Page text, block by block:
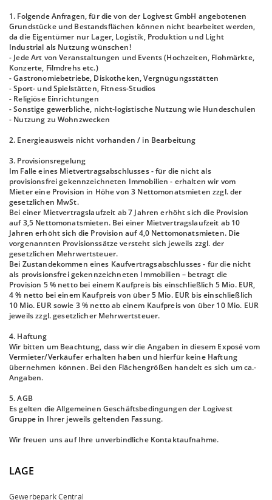
1. Folgende Anfragen, für die von der Logivest GmbH angebotenen
Grundstücke und Bestandsflächen können nicht bearbeitet werden,
da die Eigentümer nur Lager, Logistik, Produktion und Light
Industrial als Nutzung wünschen!
- Jede Art von Veranstaltungen und Events (Hochzeiten, Flohmärkte,
Konzerte, Filmdrehs etc.)
- Gastronomiebetriebe, Diskotheken, Vergnügungsstätten
- Sport- und Spielstätten, Fitness-Studios
- Religiöse Einrichtungen
- Sonstige gewerbliche, nicht-logistische Nutzung wie Hundeschulen
- Nutzung zu Wohnzwecken
2. Energieausweis nicht vorhanden / in Bearbeitung
3. Provisionsregelung
Im Falle eines Mietvertragsabschlusses - für die nicht als
provisionsfrei gekennzeichneten Immobilien - erhalten wir vom
Mieter eine Provision in Höhe von 3 Nettomonatsmieten zzgl. der
gesetzlichen MwSt.
Bei einer Mietvertragslaufzeit ab 7 Jahren erhöht sich die Provision
auf 3,5 Nettomonatsmieten. Bei einer Mietvertragslaufzeit ab 10
Jahren erhöht sich die Provision auf 4,0 Nettomonatsmieten. Die
vorgenannten Provisionssätze versteht sich jeweils zzgl. der
gesetzlichen Mehrwertsteuer.
Bei Zustandekommen eines Kaufvertragsabschlusses - für die nicht
als provisionsfrei gekennzeichneten Immobilien – betragt die
Provision 5 % netto bei einem Kaufpreis bis einschließlich 5 Mio. EUR,
4 % netto bei einem Kaufpreis von über 5 Mio. EUR bis einschließlich
10 Mio. EUR sowie 3 % netto ab einem Kaufpreis von über 10 Mio. EUR
jeweils zzgl. gesetzlicher Mehrwertsteuer.
4. Haftung
Wir bitten um Beachtung, dass wir die Angaben in diesem Exposé vom
Vermieter/Verkäufer erhalten haben und hierfür keine Haftung
übernehmen können. Bei den Flächengrößen handelt es sich um ca.-
Angaben.
5. AGB
Es gelten die Allgemeinen Geschäftsbedingungen der Logivest
Gruppe in Ihrer jeweils geltenden Fassung.
Wir freuen uns auf Ihre unverbindliche Kontaktaufnahme.
LAGE
Gewerbepark Central